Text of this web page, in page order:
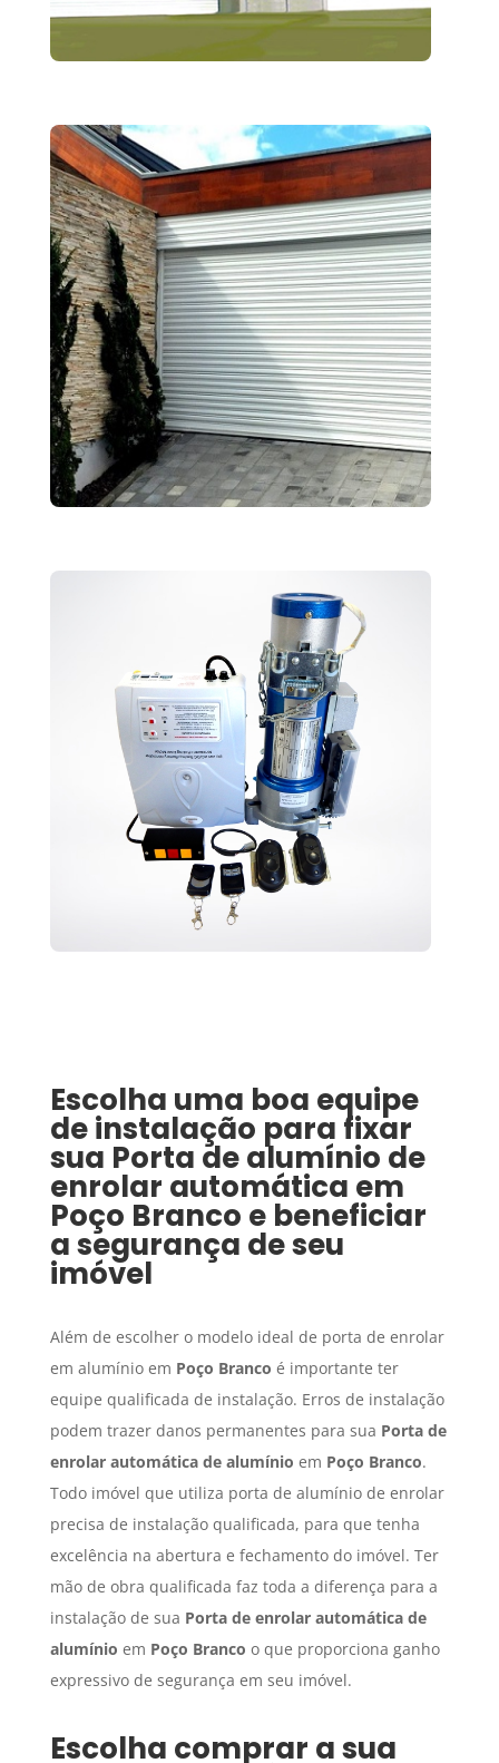
Escolha uma boa equipe
de instalação para fixar
sua Porta de alumínio de
enrolar automática em
Poço Branco e beneficiar
a segurança de seu
imóvel
Além de escolher o modelo ideal de porta de enrolar
em alumínio em Poço Branco é importante ter
equipe qualificada de instalação. Erros de instalação
podem trazer danos permanentes para sua Porta de
enrolar automática de alumínio em Poço Branco.
Todo imóvel que utiliza porta de alumínio de enrolar
precisa de instalação qualificada, para que tenha
excelência na abertura e fechamento do imóvel. Ter
mão de obra qualificada faz toda a diferença para a
instalação de sua Porta de enrolar automática de
alumínio em Poço Branco o que proporciona ganho
expressivo de segurança em seu imóvel.
Escolha comprar a sua